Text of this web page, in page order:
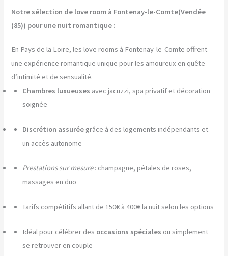
Notre sélection de love room à Fontenay-le-Comte(Vendée
(85)) pour une nuit romantique :
En Pays de la Loire, les love rooms à Fontenay-le-Comte offrent
une expérience romantique unique pour les amoureux en quête
d’intimité et de sensualité.
Chambres luxueuses avec jacuzzi, spa privatif et décoration
soignée
Discrétion assurée grâce à des logements indépendants et
un accès autonome
Prestations sur mesure: champagne, pétales de roses,
massages en duo
Tarifs compétitifs allant de 150€ à 400€ la nuit selon les options
Idéal pour célébrer des occasions spéciales ou simplement
se retrouver en couple